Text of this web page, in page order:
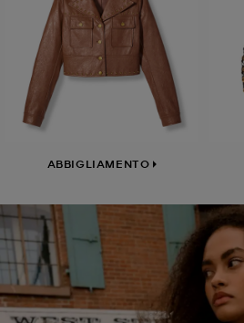
ABBIGLIAMENTO